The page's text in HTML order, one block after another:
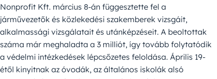
Nonprofit Kft. március 8-án függesztette fel a
járművezetők és közlekedési szakemberek vizsgáit,
alkalmassági vizsgálatait és utánképzéseit. A beoltottak
száma már meghaladta a 3 milliót, így tovább folytatódik
a védelmi intézkedések lépcsőzetes feloldása. Április 19-
étől kinyitnak az óvodák, az általános iskolák alsó